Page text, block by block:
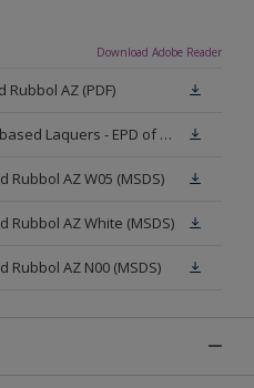
Download Adobe Reader
AZ (PDF)
Sikkens Exterior Solventbased Laquers - EPD of Milieuproductverklaring
AZ W05 (MSDS)
AZ White (MSDS)
AZ N00 (MSDS)